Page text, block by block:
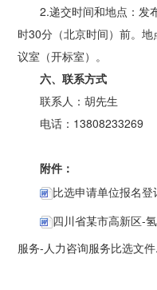
2.递交时间和地点：发
时30分（北京时间）前。
议室（开标室）。
六、联系方式
联系人：胡先生
电话：13808233269
附件：
比选申请单位报名
四川省某市高新区-
服务-人力咨询服务比选文